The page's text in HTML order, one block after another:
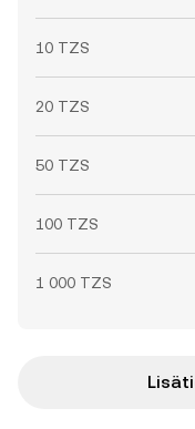
10 TZS
20 TZS
50 TZS
100 TZS
1 000 TZS